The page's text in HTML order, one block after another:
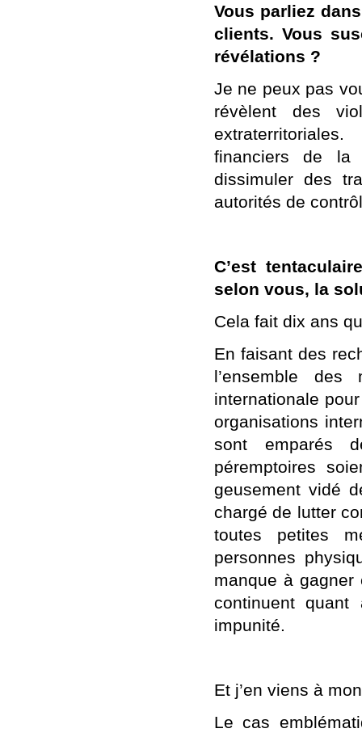
Vous parliez
clients. Vous
révélations ?
Je ne peux pas
révèlent des
financiers de la
dissimuler des
autorités de
C’est
selon vous, la
Cela fait dix ans
En faisant des
l’ensemble
internationale
organisations
sont emparés
péremptoires
geusement vidé
chargé de lutter
toutes petites
personnes
manque à
continuent
impunité.
Et j’en viens à
Le cas